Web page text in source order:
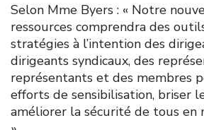
Selon Mme Byers : « Notre
ressources comprendra des
stratégies à l’intention des
dirigeants syndicaux, des
représentants et des membres
efforts de sensibilisation, briser
améliorer la sécurité de tous en